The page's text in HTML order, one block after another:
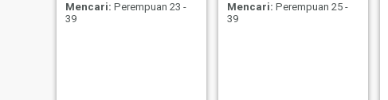
Mencari: Perempuan 23 -
39
Mencari: Perempuan 25 -
39